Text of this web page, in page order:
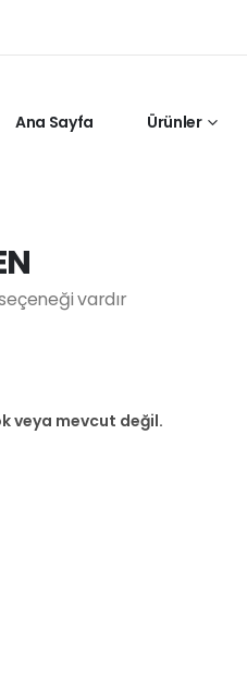
Ana Sayfa Ürünler
vardır
veya mevcut değil.